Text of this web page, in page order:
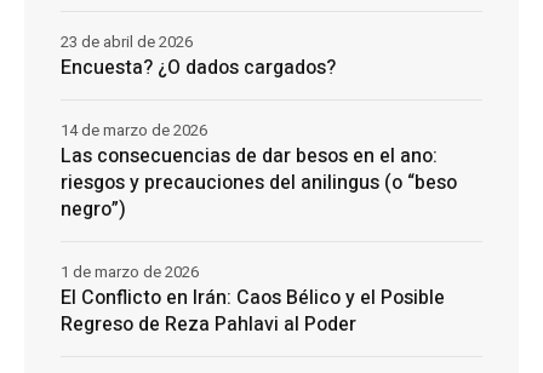
Encuesta? ¿O dados cargados?
23 de abril de 2026
Las consecuencias de dar besos en el ano:
riesgos y precauciones del anilingus (o “beso
negro”)
14 de marzo de 2026
El Conflicto en Irán: Caos Bélico y el Posible
Regreso de Reza Pahlavi al Poder
1 de marzo de 2026